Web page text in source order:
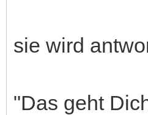
sie wird
"Das geht